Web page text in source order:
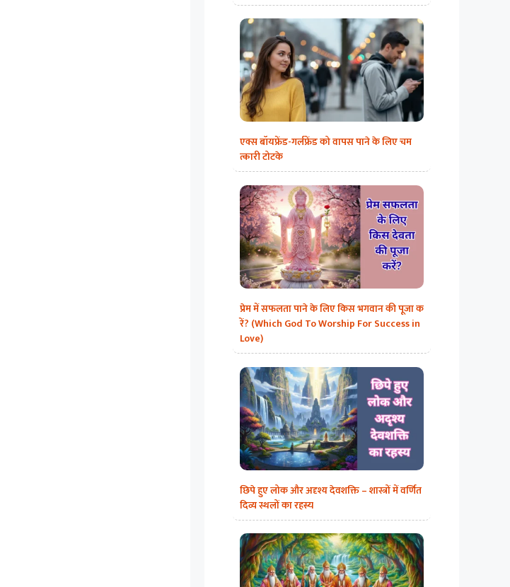
एक्स बॉयफ्रेंड-गर्लफ्रेंड को वापस पाने के लिए चम
त्कारी टोटके
प्रेम में सफलता पाने के लिए किस भगवान की पूजा क
रें? (Which God To Worship For Success in
Love)
छिपे हुए लोक और अदृश्य देवशक्ति – शास्त्रों में वर्णित
दिव्य स्थलों का रहस्य